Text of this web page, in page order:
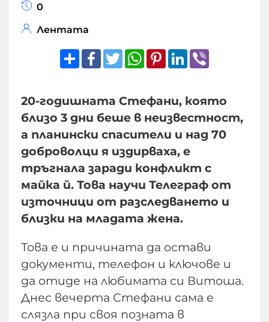
0
Лентата
ShareFacebook
TwitterWhatsApp
Pinterest
LinkedIn
20-годишната Стефани, която
близо 3 дни беше в неизвестност,
а планински спасители и над 70
доброволци я издирваха, е
тръгнала заради конфликт с
майка й. Това научи Телеграф от
източници от разследването и
близки на младата жена.
Това е и причината да остави
документи, телефон и ключове и
да отиде на любимата си Витоша.
Днес вечерта Стефани сама е
слязла при своя позната в